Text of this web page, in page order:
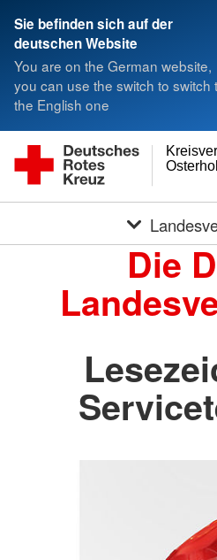
Sie befinden sich auf der
deutschen Website
You are on the German website,
you can use the switch to switch
the English one
Die